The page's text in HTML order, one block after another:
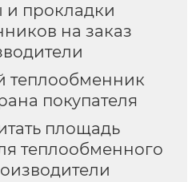
и прокладки
на заказ
теплообменник
покупателя
площадь
теплообменного